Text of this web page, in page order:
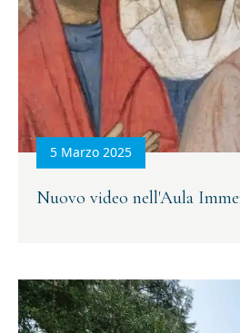
5 Marzo 2025
Nuovo video nell'Aula